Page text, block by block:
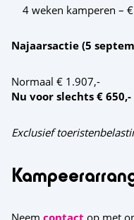
4 weken kamperen –
Najaarsactie (5
Normaal € 1.907,-
Nu voor slechts € 650,-
Exclusief
Neem contact op met